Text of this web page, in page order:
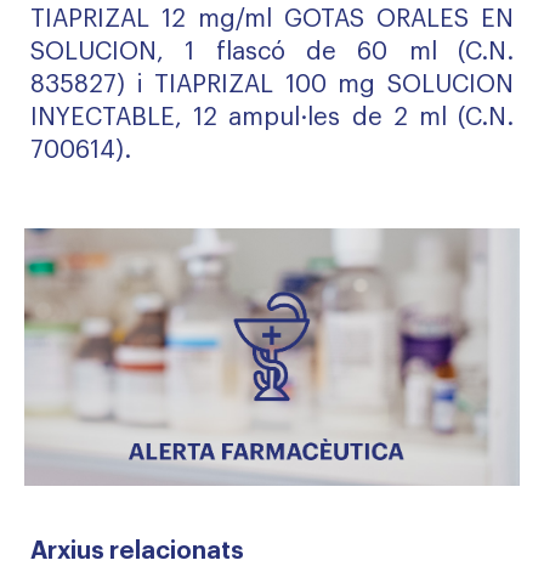
Arxius relacionats
TIAPRIZAL 12 mg/ml GOTAS ORALES EN
SOLUCION, 1 flascó de 60 ml (C.N.
835827) i TIAPRIZAL 100 mg SOLUCION
INYECTABLE, 12 ampul·les de 2 ml (C.N.
700614).